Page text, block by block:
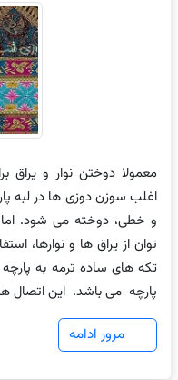
معمولا دوختن نوار و
اغلب سوزن دوزی ها در لبه
و خطی، دوخته می شود.
توان از یراق ها و نوارها،
تکه های ساده ترمه به
پارچه می باشد. این اتصال
مرور ادامه